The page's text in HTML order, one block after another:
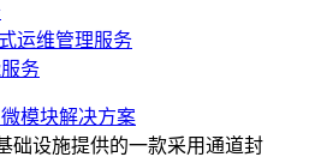
运维管理服务
务
微模块解决方案
础设施提供的一款采用通道封